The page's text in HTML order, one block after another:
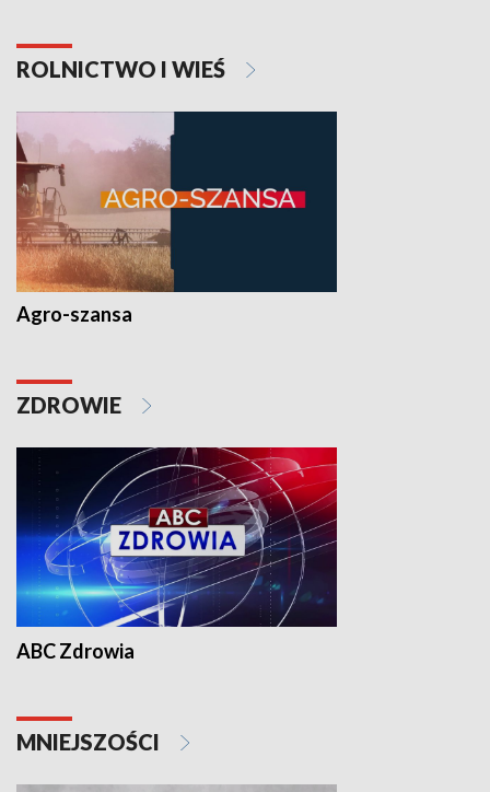
ROLNICTWO I WIEŚ
Agro-szansa
ZDROWIE
ABC Zdrowia
MNIEJSZOŚCI